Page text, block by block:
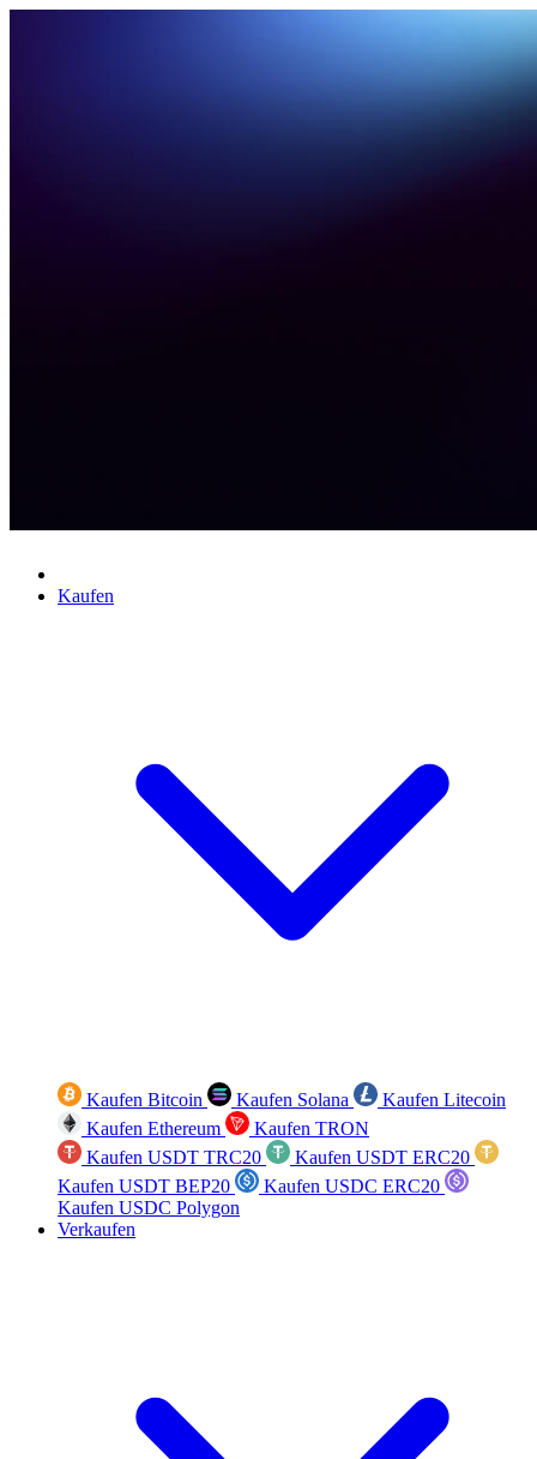
Kaufen
Kaufen Bitcoin Kaufen Solana
Kaufen Litecoin
Kaufen Ethereum
Kaufen TRON
Kaufen USDT TRC20
Kaufen USDT ERC20
Kaufen USDT BEP20
Kaufen USDC ERC20
Kaufen USDC Polygon
Verkaufen